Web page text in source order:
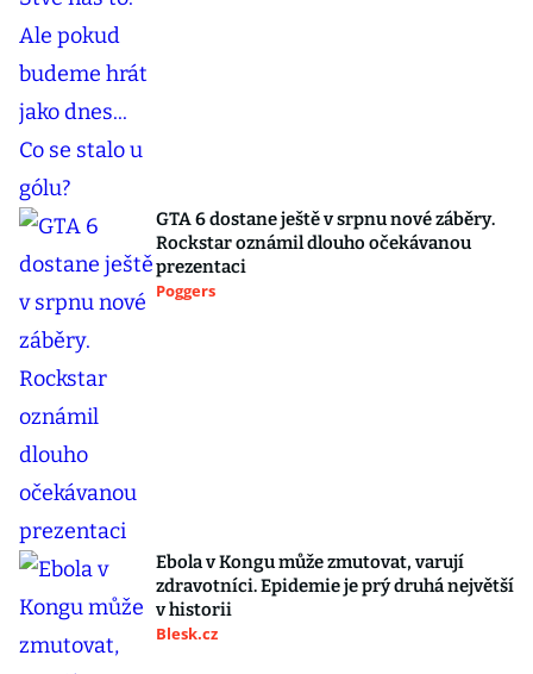
GTA 6 dostane ještě v srpnu nové záběry.
Rockstar oznámil dlouho očekávanou
prezentaci
Poggers
Ebola v Kongu může zmutovat, varují
zdravotníci. Epidemie je prý druhá největší
v historii
Blesk.cz